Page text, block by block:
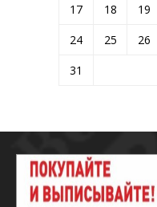
17
18 19
24
25 26
31